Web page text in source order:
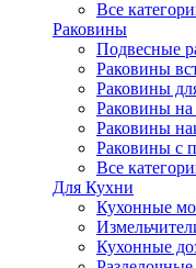
Все
Раковины
Подвесные
Раковины
Раковины
Раковины
Раковины
Раковины с
Все
Для Кухни
Кухонные
Кухонные